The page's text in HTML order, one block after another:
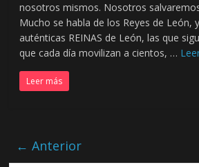
nosotros mismos. Nosotros
Mucho se habla de los Reyes de León,
auténticas REINAS de León, las que
que cada día movilizan a cientos, …
Leer más
← Anterior